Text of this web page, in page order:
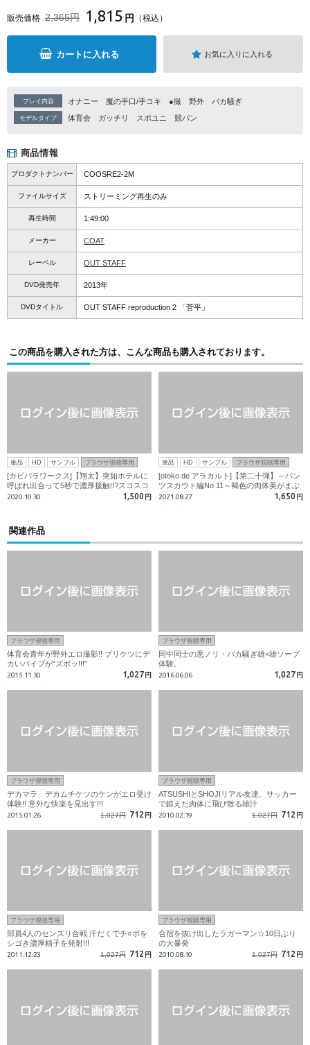
販売価格 2,365円 1,815 円 （税込）
カートに入れる お気に入りに入れる
プレイ内容 オナニー 魔の手口/手コキ ●撮 野外 バカ騒ぎ
モデルタイプ 体育会 ガッチリ スポユニ 競パン
商品情報
プロダクトナンバー COOSRE2-2M
ファイルサイズ ストリーミング再生のみ
再生時間 1:49:00
メーカー COAT
レーベル OUT STAFF
DVD発売年 2013年
DVDタイトル OUT STAFF reproduction 2 「菅平」
この商品を購入された方は、こんな商品も購入されております。
単品 HD サンプル ブラウザ視聴専用
[カピバラワークス]【翔太】突如ホテルに
呼ばれ出合って5秒で濃厚接触!!?スコスコ
が止まらない!!!射精&潮吹きも止まらず大
2020.10.30 1,500 円
単品 HD サンプル ブラウザ視聴専用
[otoko de アラカルト]【第二十弾】～パン
ツスカウト編No.11～褐色の肉体美がまぶ
しい!!イケメンサッカー部員降臨!!有名選
2021.08.27 1,650 円
関連作品
ブラウザ視聴専用
体育会青年が野外エロ撮影!! プリケツにデ
カいバイブが“ズボッ!!!”
2015.11.30 1,027 円
ブラウザ視聴専用
同中同士の悪ノリ・バカ騒ぎ雄×雄ソープ
体験。
2016.06.06 1,027 円
ブラウザ視聴専用
デカマラ、デカムチケツのケンがエロ受け
体験!! 意外な快楽を見出す!!!
2015.01.26 1,027円 712 円
ブラウザ視聴専用
ATSUSHIとSHOJIリアル友達。サッカー
で鍛えた肉体に飛び散る雄汁
2010.02.19 1,027円 712 円
ブラウザ視聴専用
部員4人のセンズリ合戦 汗だくでチ○ポを
シゴき濃厚精子を発射!!!
2011.12.23 1,027円 712 円
ブラウザ視聴専用
合宿を抜け出したラガーマン☆10日ぶり
の大暴発
2010.08.10 1,027円 712 円